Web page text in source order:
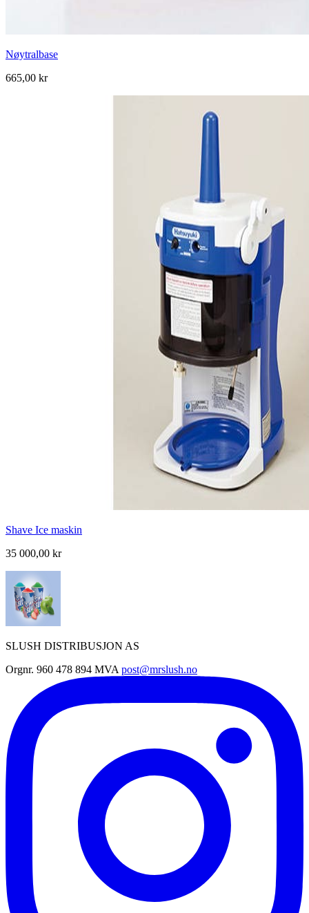
Nøytralbase
665,00 kr
Shave Ice maskin
35 000,00 kr
SLUSH DISTRIBUSJON AS
Orgnr. 960 478 894 MVA post@mrslush.no